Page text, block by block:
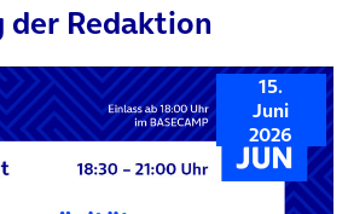
der Redaktion
15.
Juni
2026